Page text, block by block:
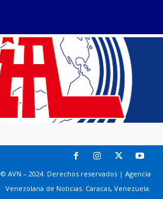
© AVN – 2024. Derechos reservados | Agencia
Venezolana de Noticias. Caracas, Venezuela.